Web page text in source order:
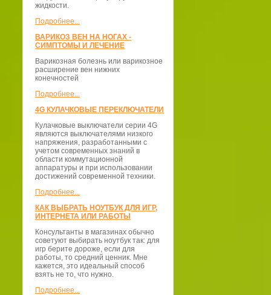
жидкости.
Подробнее...
ВАРИКОЗ ВЕН НА НОГАХ -
СИМПТОМЫ И ЛЕЧЕНИЕ
Варикозная болезнь или варикозное
расширение вен нижних
конечностей
Подробнее...
4G КУЛАЧКОВЫЕ ПЕРЕКЛЮЧАТЕЛИ
Кулачковые выключатели серии 4G
являются выключателями низкого
напряжения, разработанными с
учетом современных знаний в
области коммутационной
аппаратуры и при использовании
достижений современной техники.
Подробнее...
КАК ВЫБРАТЬ НОУТБУК ДЛЯ ИГР,
ИНТЕРНЕТА ИЛИ РАБОТЫ
Консультанты в магазинах обычно
советуют выбирать ноутбук так: для
игр берите дороже, если для
работы, то средний ценник. Мне
кажется, это идеальный способ
взять не то, что нужно.
Подробнее...